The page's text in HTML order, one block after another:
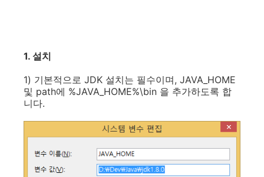
1. 설치
1) 기본적으로 JDK 설치는 필수이며, JAVA_HOME
및 path에 %JAVA_HOME%\bin 을 추가하도록 합
니다.